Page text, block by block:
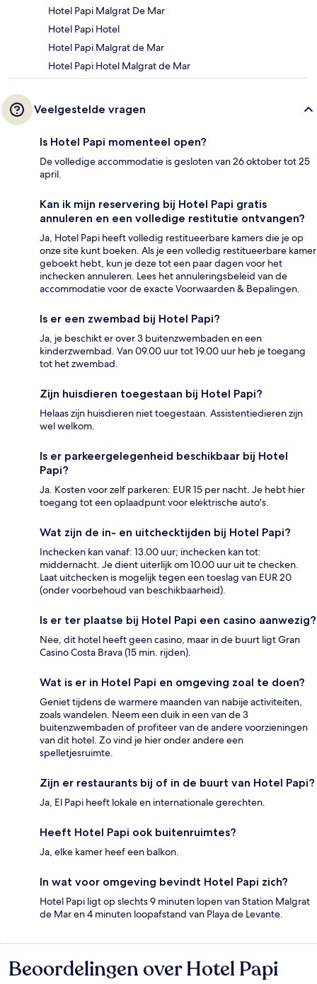
Hotel Papi Malgrat De Mar
Hotel Papi Hotel
Hotel Papi Malgrat de Mar
Hotel Papi Hotel Malgrat de Mar
Veelgestelde vragen
Is Hotel Papi momenteel open?
De volledige accommodatie is gesloten van 26 oktober tot 25
april.
Kan ik mijn reservering bij Hotel Papi gratis
annuleren en een volledige restitutie ontvangen?
Ja, Hotel Papi heeft volledig restitueerbare kamers die je op
onze site kunt boeken. Als je een volledig restitueerbare kamer
geboekt hebt, kun je deze tot een paar dagen voor het
inchecken annuleren. Lees het annuleringsbeleid van de
accommodatie voor de exacte Voorwaarden & Bepalingen.
Is er een zwembad bij Hotel Papi?
Ja, je beschikt er over 3 buitenzwembaden en een
kinderzwembad. Van 09.00 uur tot 19.00 uur heb je toegang
tot het zwembad.
Zijn huisdieren toegestaan bij Hotel Papi?
Helaas zijn huisdieren niet toegestaan. Assistentiedieren zijn
wel welkom.
Is er parkeergelegenheid beschikbaar bij Hotel
Papi?
Ja. Kosten voor zelf parkeren: EUR 15 per nacht. Je hebt hier
toegang tot een oplaadpunt voor elektrische auto's.
Wat zijn de in- en uitchecktijden bij Hotel Papi?
Inchecken kan vanaf: 13.00 uur; inchecken kan tot:
middernacht. Je dient uiterlijk om 10.00 uur uit te checken.
Laat uitchecken is mogelijk tegen een toeslag van EUR 20
(onder voorbehoud van beschikbaarheid).
Is er ter plaatse bij Hotel Papi een casino aanwezig?
Nee, dit hotel heeft geen casino, maar in de buurt ligt Gran
Casino Costa Brava (15 min. rijden).
Wat is er in Hotel Papi en omgeving zoal te doen?
Geniet tijdens de warmere maanden van nabije activiteiten,
zoals wandelen. Neem een duik in een van de 3
buitenzwembaden of profiteer van de andere voorzieningen
van dit hotel. Zo vind je hier onder andere een
spelletjesruimte.
Zijn er restaurants bij of in de buurt van Hotel Papi?
Ja, El Papi heeft lokale en internationale gerechten.
Heeft Hotel Papi ook buitenruimtes?
Ja, elke kamer heef een balkon.
In wat voor omgeving bevindt Hotel Papi zich?
Hotel Papi ligt op slechts 9 minuten lopen van Station Malgrat
de Mar en 4 minuten loopafstand van Playa de Levante.
Beoordelingen
Beoordelingen over Hotel Papi